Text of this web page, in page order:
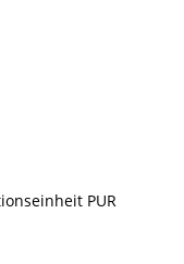
PUR